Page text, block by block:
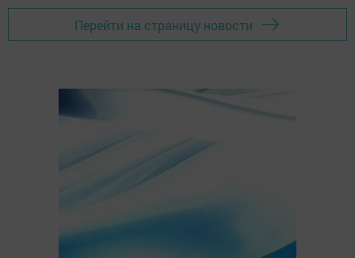
Перейти на страницу новости